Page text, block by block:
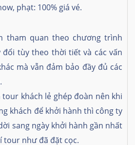
phạt: 100% giá vé.
tham quan theo chương trình
đổi tùy theo thời tiết và các vấn
mà vẫn đảm bảo đầy đủ các
khách lẻ ghép đoàn nên khi
khách để khởi hành thì công ty
sang ngày khởi hành gần nhất
tour như đã đặt cọc.